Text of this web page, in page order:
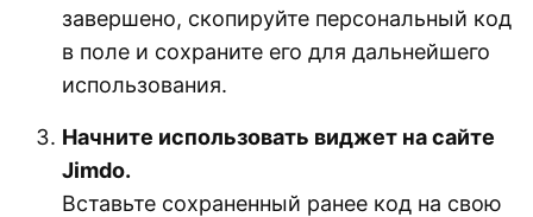
завершено, скопируйте персональный код
в поле и сохраните его для дальнейшего
использования.
Начните использовать виджет на сайте
Jimdo.
Вставьте сохраненный ранее код на свою